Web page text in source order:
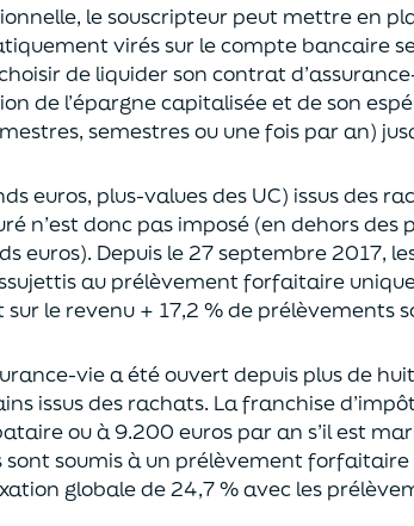
le, le souscripteur peut mettre en
virés sur le compte bancaire
sirde liquider son contrat
de l’épargne capitalisée et deson
semestres ou une fois par an)
euros, plus-values des UC) issus des
n’est donc pas imposé (en dehors des
euros). Depuis le 27 septembre 2017,
au prélèvement forfaitaire
le revenu + 17,2 % de prélèvements
vie a été ouvert depuis plus de
issus des rachats. La franchise
ou à 9.200 euros par an s’il est
sont soumis à un prélèvement forfaitaire
globale de24,7 % avec les